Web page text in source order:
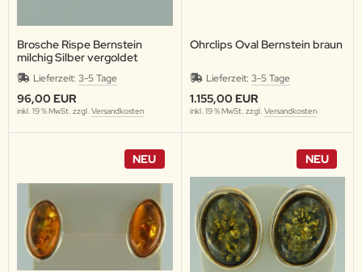
Brosche Rispe Bernstein
milchig Silber vergoldet
Lieferzeit: 3-5 Tage
96,00 EUR
inkl. 19 % MwSt. zzgl. Versandkosten
Ohrclips Oval Bernstein braun
Lieferzeit: 3-5 Tage
1.155,00 EUR
inkl. 19 % MwSt. zzgl. Versandkosten
NEU NEU